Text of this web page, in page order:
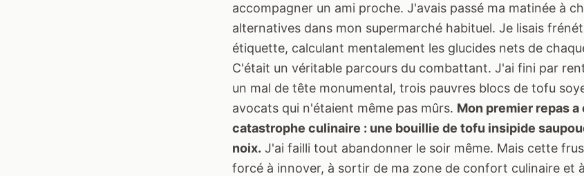
accompagner un ami proche. J'avais passé ma matinée à
alternatives dans mon supermarché habituel. Je lisais
étiquette, calculant mentalement les glucides nets de
C'était un véritable parcours du combattant. J'ai fini par
un mal de tête monumental, trois pauvres blocs de tofu
avocats qui n'étaient même pas mûrs. Mon premier repas
catastrophe culinaire : une bouillie de tofu insipide
noix. J'ai failli tout abandonner le soir même. Mais cette
forcé à innover, à sortir de ma zone de confort culinaire et